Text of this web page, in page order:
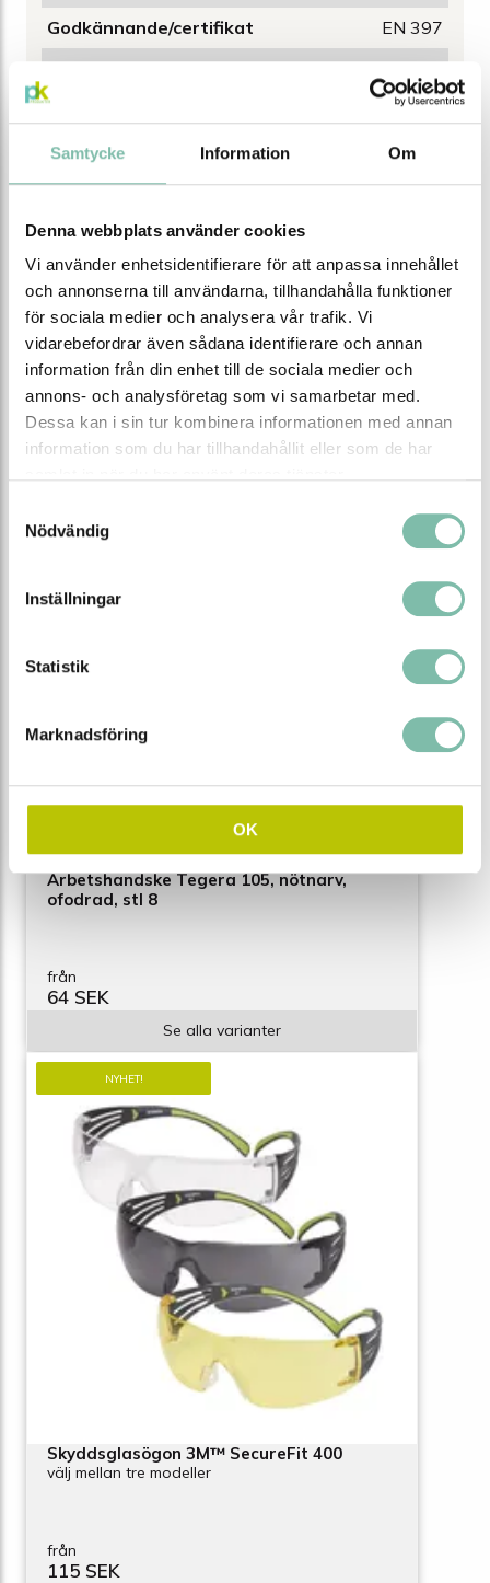
Samtycke Information Om
Denna webbplats använder cookies
Vi använder enhetsidentifierare för att anpassa innehållet
och annonserna till användarna, tillhandahålla funktioner
för sociala medier och analysera vår trafik. Vi
vidarebefordrar även sådana identifierare och annan
information från din enhet till de sociala medier och
annons- och analysföretag som vi samarbetar med.
Dessa kan i sin tur kombinera informationen med annan
information som du har tillhandahållit eller som de har
Nödvändig
Inställningar
Statistik
Marknadsföring
OK
Godkännande/certifikat
EN 397
Svettband
Ja
Upphängning
6-punkt
Material
ABS (akrylnitrilbutadienstyren)
Storlek
54-62
EAN
7318640053700
Ring oss
Relaterade produkter
Arbetshandske Tegera 105, nötnarv,
ofodrad, stl 8
från
64 SEK
Se alla varianter
NYHET!
Skyddsglasögon 3M™ SecureFit 400
välj mellan tre modeller
från
115 SEK